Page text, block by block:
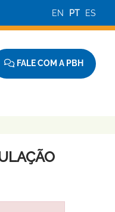
EN PT ES
FALE COM A PBH